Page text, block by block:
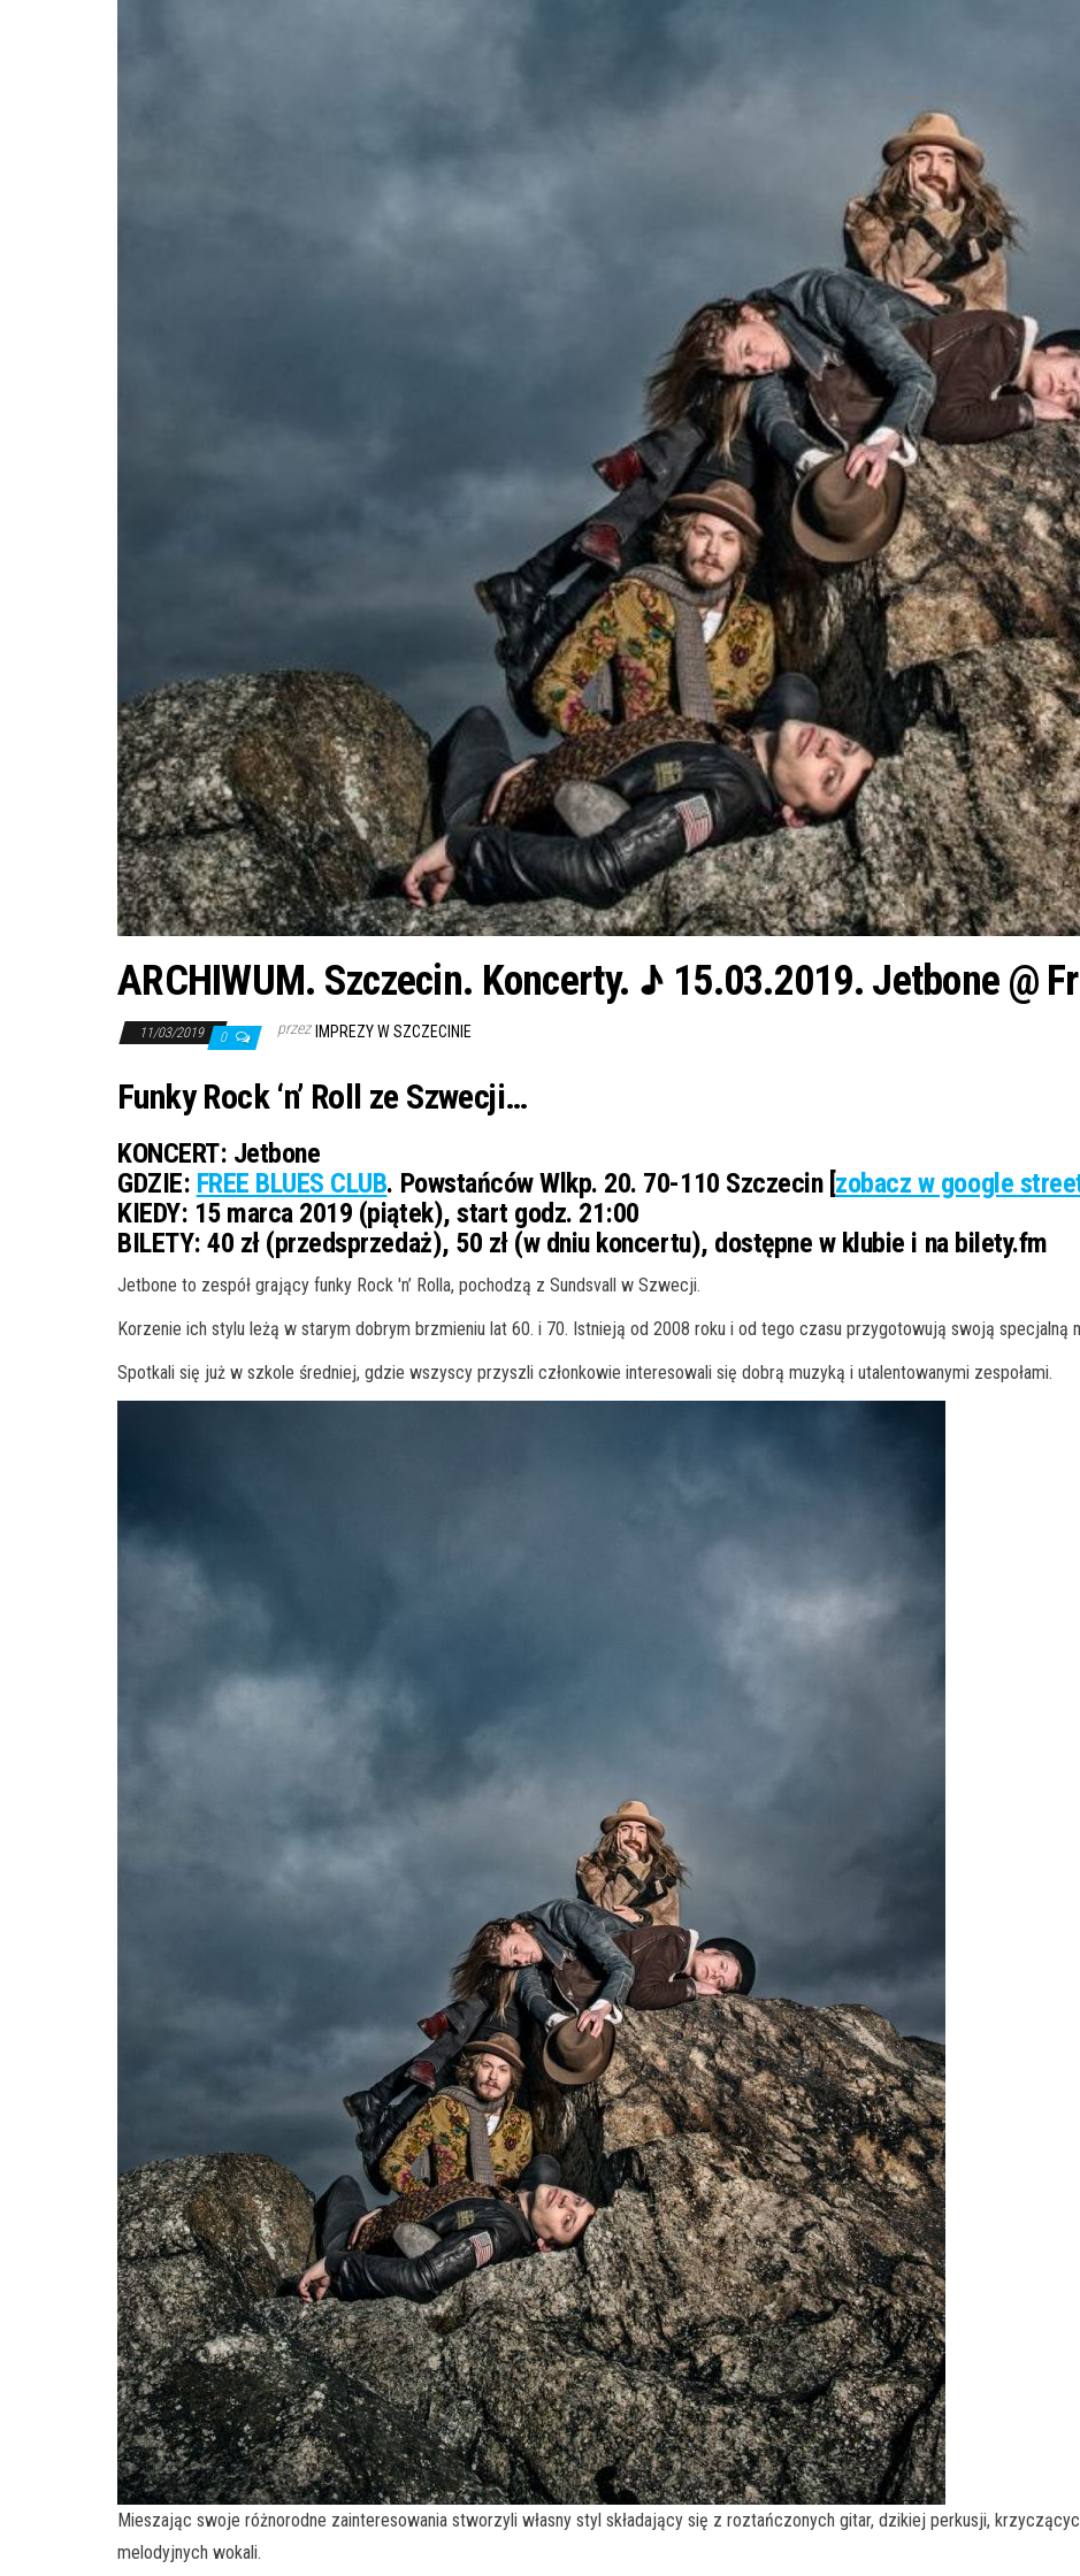
ARCHIWUM. Szczecin. Koncerty. ♪ 15.03.2019. Jetbone @
11/03/2019 0 przez IMPREZY W SZCZECINIE
Funky Rock ‘n’ Roll ze Szwecji…
KONCERT: Jetbone
GDZIE: FREE BLUES CLUB. Powstańców Wlkp. 20. 70-110 Szczecin [zobacz w google
KIEDY: 15 marca 2019 (piątek), start godz. 21:00
BILETY: 40 zł (przedsprzedaż), 50 zł (w dniu koncertu), dostępne w klubie i na bilety.fm
Jetbone to zespół grający funky Rock 'n’ Rolla, pochodzą z Sundsvall w Szwecji.
Korzenie ich stylu leżą w starym dobrym brzmieniu lat 60. i 70. Istnieją od 2008 roku i od tego czasu przygotowują swoją specjalną
Spotkali się już w szkole średniej, gdzie wszyscy przyszli członkowie interesowali się dobrą muzyką i utalentowanymi zespołami.
Mieszając swoje różnorodne zainteresowania stworzyli własny styl składający się z roztańczonych gitar, dzikiej perkusji,
melodyjnych wokali.